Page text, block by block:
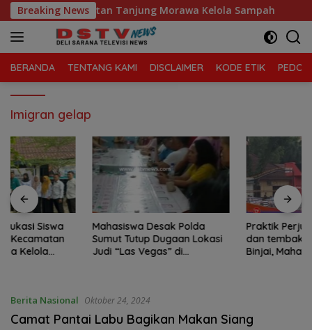
Langsung
ke
konten
Breaking News
Sari, Kecamatan Tanjung Morawa Kelola Sampah
BERANDA TENTANG KAMI DISCLAIMER KODE ETIK
Imigran gelap
Mahasiswa Desak Polda
Sumut Tutup Dugaan Lokasi
Judi “Las Vegas” di
Praktik Perjudian Dadu putar
dan tembak ikan, marak di
Binjai, Mahasiswa Desak
Berita Nasional Oktober 24, 2024
Camat Pantai Labu Bagikan Makan Siang